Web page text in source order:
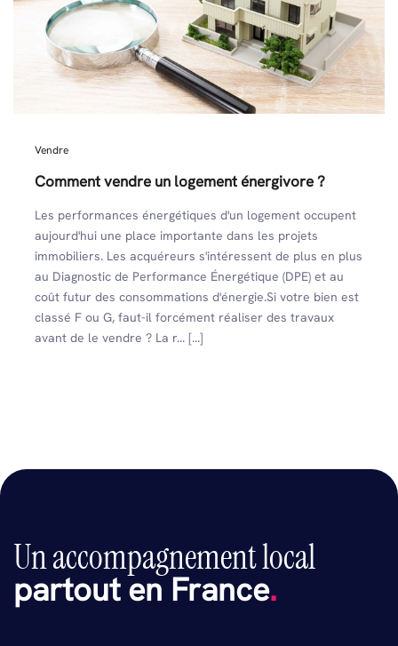
Vendre
Comment vendre un logement énergivore ?
Les performances énergétiques d'un logement occupent
aujourd'hui une place importante dans les projets
immobiliers. Les acquéreurs s'intéressent de plus en plus
au Diagnostic de Performance Énergétique (DPE) et au
coût futur des consommations d'énergie.Si votre bien est
classé F ou G, faut-il forcément réaliser des travaux
avant de le vendre ? La r... [...]
Un accompagnement local
partout en France.